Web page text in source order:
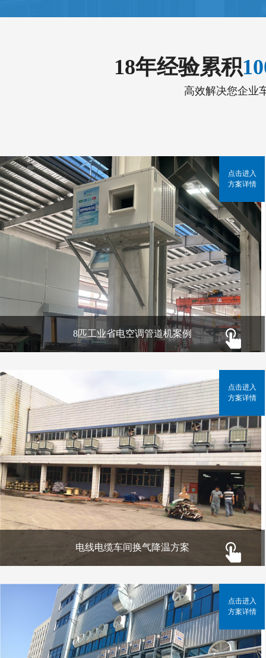
18年经验累积
高效解决您企业
8匹工业省电空调管道机案例
点击进入
方案详情
电线电缆车间换气降温方案
点击进入
方案详情
点击进入
方案详情